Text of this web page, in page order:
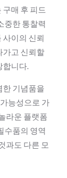
매 후 피드
중한 통찰력
사이의 신뢰
가고 신뢰할
합니다.
한 기념품을
능성으로 가
라운 플랫폼
수품의 영역
과도 다른 모